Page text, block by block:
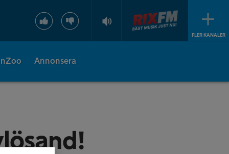
FLER KANALER
Annonsera